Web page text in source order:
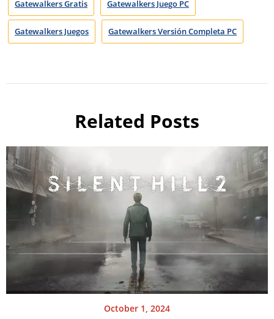
Gatewalkers Gratis Gatewalkers Juego PC
Gatewalkers Juegos Gatewalkers Versión Completa PC
Related Posts
October 1, 2024